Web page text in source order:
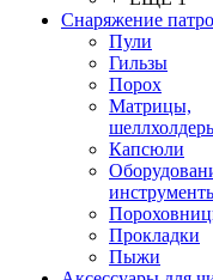
Снаряжение
Пули
Гильзы
Порох
Матрицы,
Капсюли
Прокладки
Пыжи